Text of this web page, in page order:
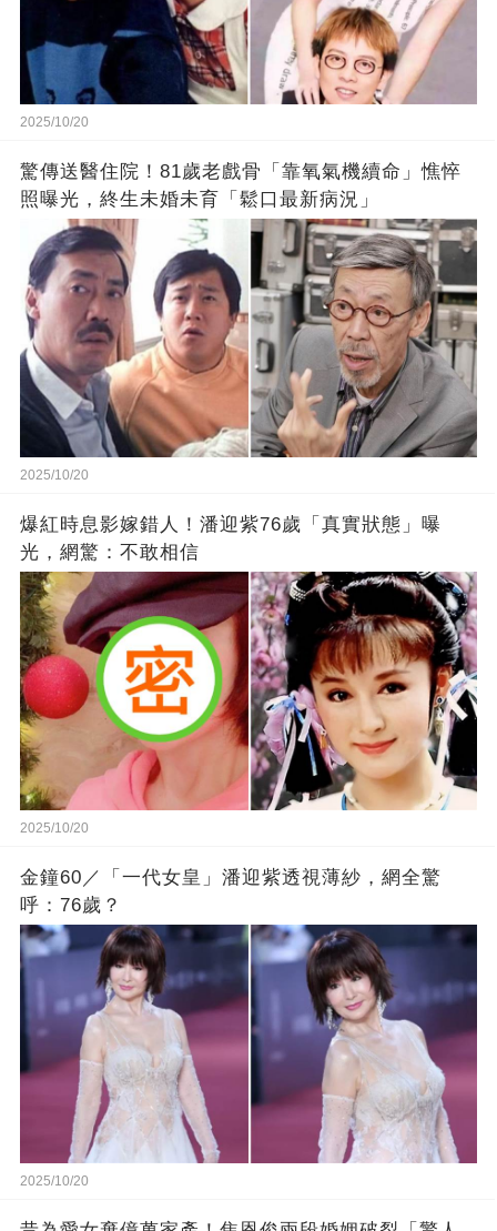
2025/10/20
驚傳送醫住院！81歲老戲骨「靠氧氣機續命」憔悴
照曝光，終生未婚未育「鬆口最新病況」
2025/10/20
爆紅時息影嫁錯人！潘迎紫76歲「真實狀態」曝
光，網驚：不敢相信
2025/10/20
金鐘60／「一代女皇」潘迎紫透視薄紗，網全驚
呼：76歲？
2025/10/20